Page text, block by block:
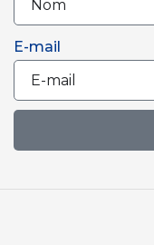
E-mail